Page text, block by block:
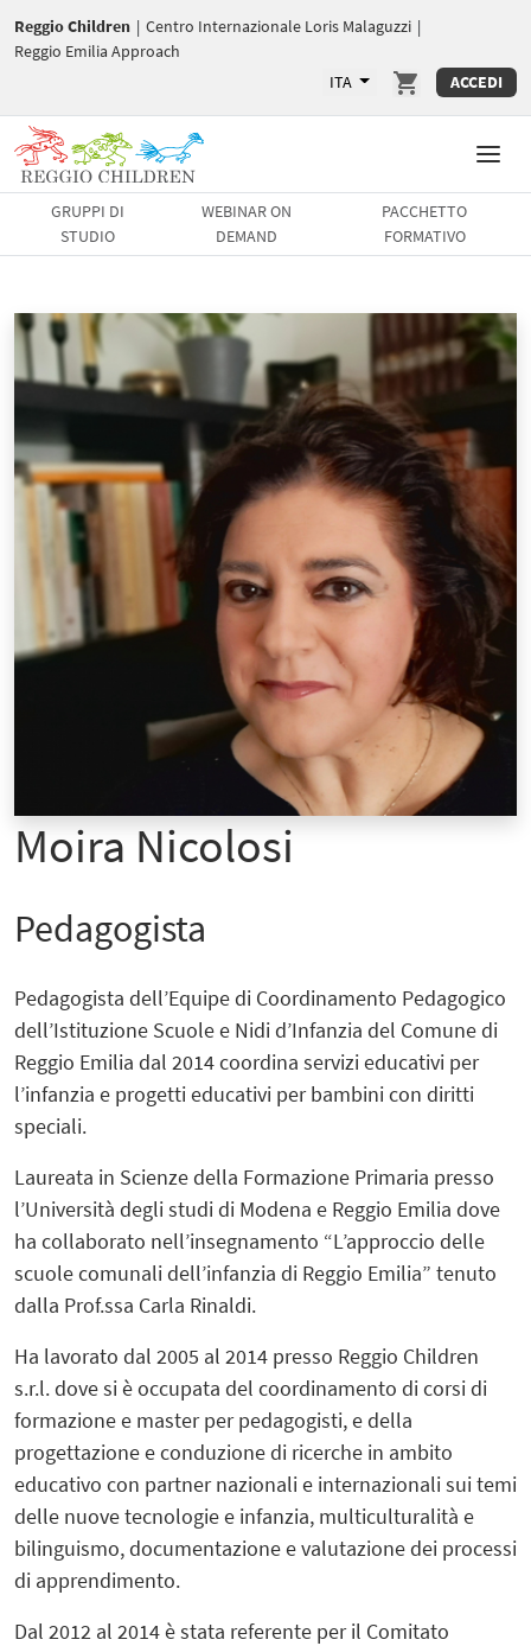
Reggio Children | Centro Internazionale Loris Malaguzzi |
Reggio Emilia Approach
ITA
ACCEDI
GRUPPI DI
STUDIO
WEBINAR ON
DEMAND
PACCHETTO
FORMATIVO
Moira Nicolosi
Pedagogista
Pedagogista dell’Equipe di Coordinamento Pedagogico
dell’Istituzione Scuole e Nidi d’Infanzia del Comune di
Reggio Emilia dal 2014coordina servizi educativi per
l’infanzia e progetti educativi per bambini con diritti
speciali.
Laureata in Scienze della Formazione Primaria presso
l’Università degli studi di Modena e Reggio Emilia dove
ha collaborato nell’insegnamento “L’approccio delle
scuole comunali dell’infanzia di Reggio Emilia” tenuto
dalla Prof.ssa Carla Rinaldi.
Ha lavorato dal 2005 al 2014 presso Reggio Children
s.r.l. dove si è occupata del coordinamento di corsi di
formazione e master per pedagogisti, e della
progettazione e conduzione di ricerche in ambito
educativo con partner nazionali e internazionali sui temi
delle nuove tecnologie e infanzia, multiculturalità e
bilinguismo, documentazione e valutazione dei processi
di apprendimento.
Dal 2012 al 2014 è stata referente per il Comitato